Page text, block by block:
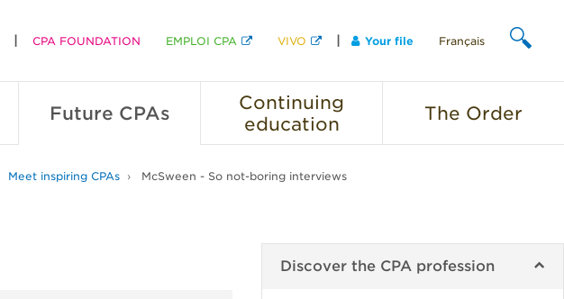
CPA FOUNDATION EMPLOI CPA VIVO Your file Français
Future CPAs
Continuing
education
The Order
Meet inspiring CPAs McSween - So not-boring interviews
Discover the CPA profession